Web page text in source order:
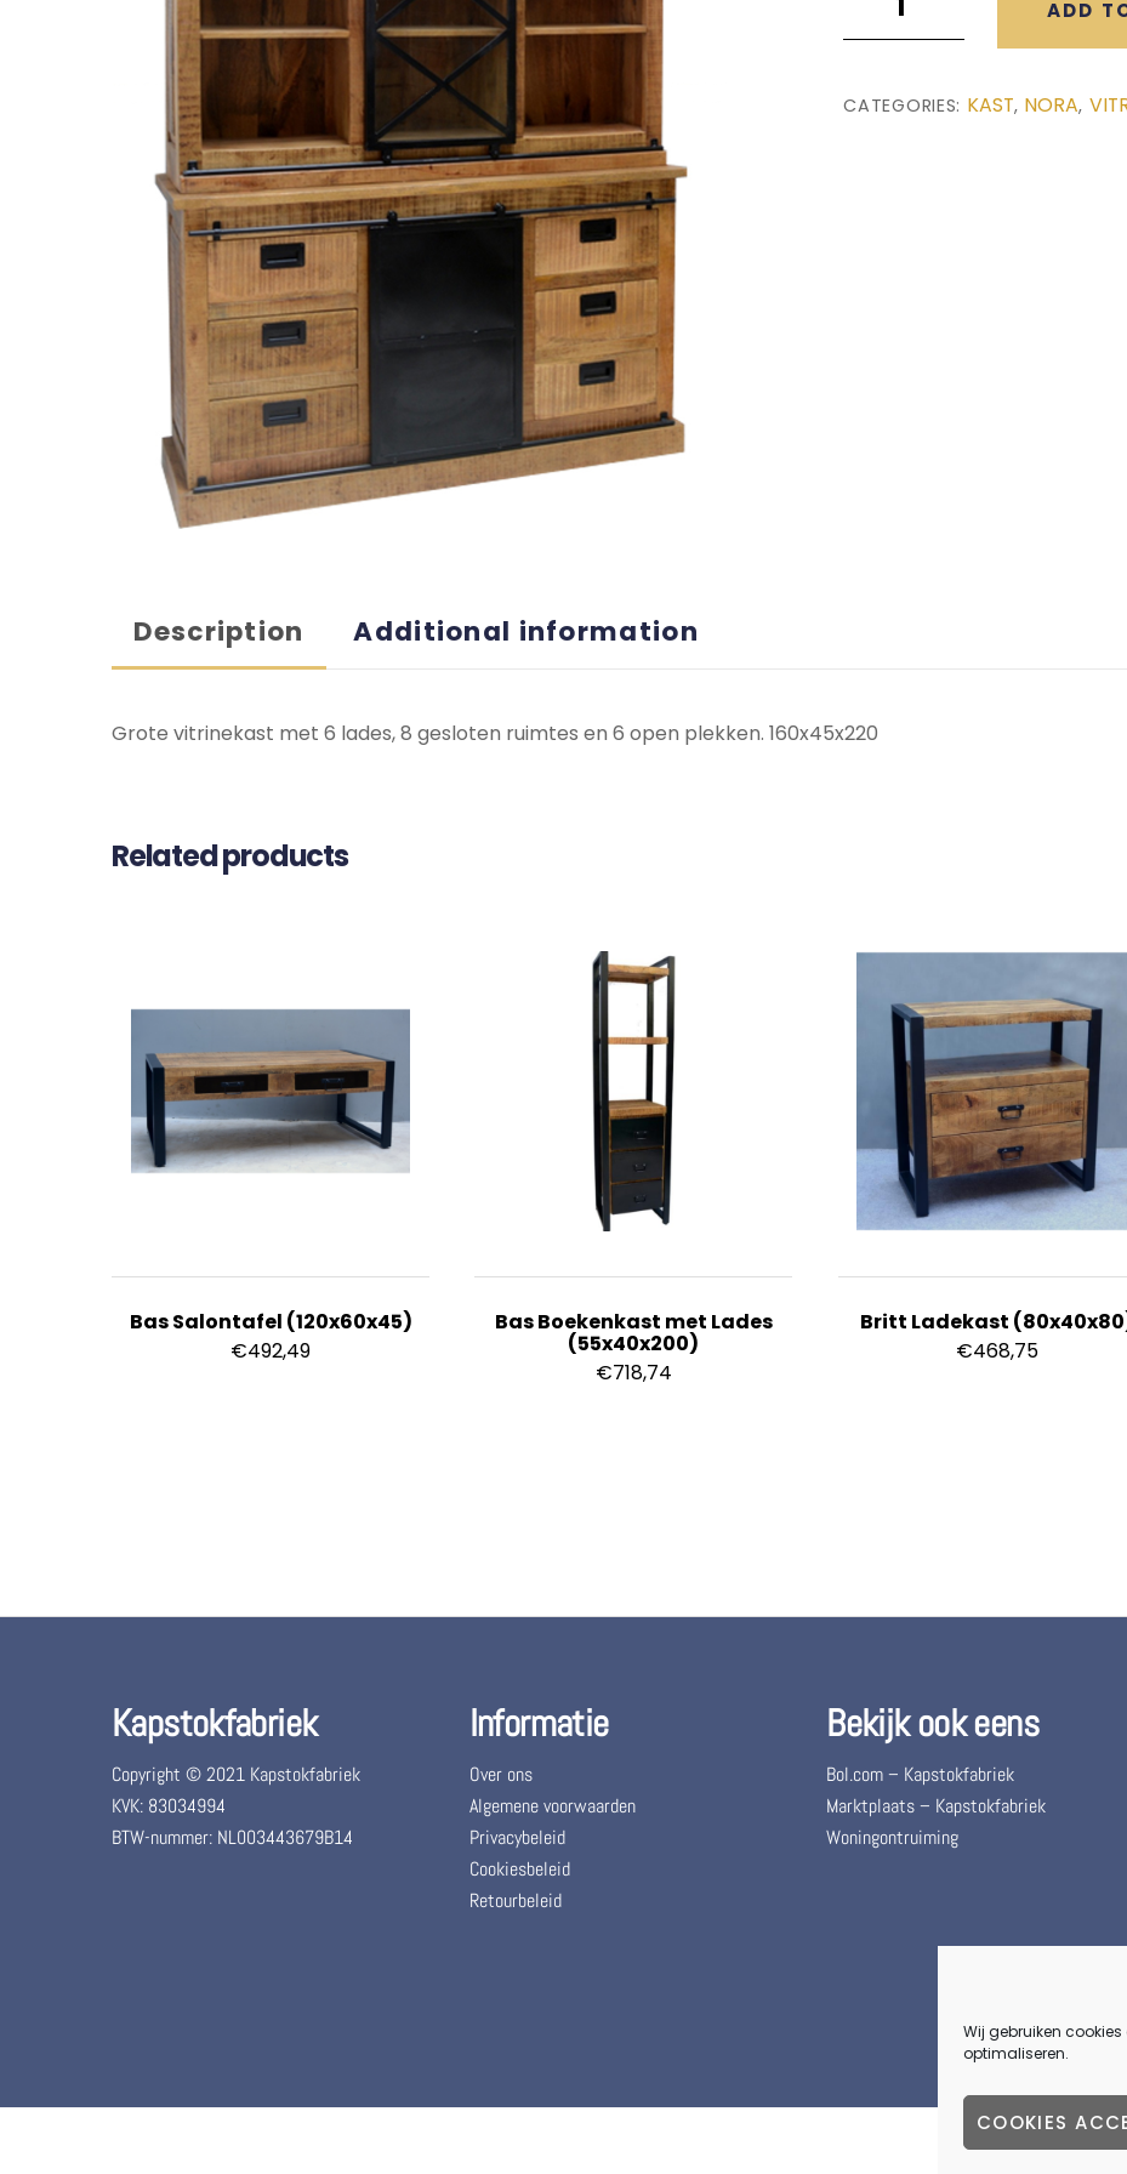
Wij gebruiken
optimaliseren.
COOKIES
(160x45x220)
ADD
CATEGORIES: KAST, NORA,
Description Additional information
Grote vitrinekast met 6 lades, 8 gesloten ruimtes en 6 open plekken. 160x45x220
Related products
Bas Salontafel (120x60x45)
€492,49
Bas Boekenkast met Lades
(55x40x200)
€718,74
Britt Ladekast
€468,75
Kapstokfabriek
Copyright © 2021 Kapstokfabriek
KVK: 83034994
BTW-nummer: NL003443679B14
Informatie
Over ons
Algemene voorwaarden
Privacybeleid
Cookiesbeleid
Retourbeleid
Bekijk ook eens
Bol.com – Kapstokfabriek
Marktplaats – Kapstokfabriek
Woningontruiming